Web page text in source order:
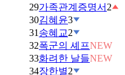
29가족관계증명서 2
30김혜윤3
31 송혜교2
32폭군의 셰프NEW
33화려한 날들NEW
34장한별2